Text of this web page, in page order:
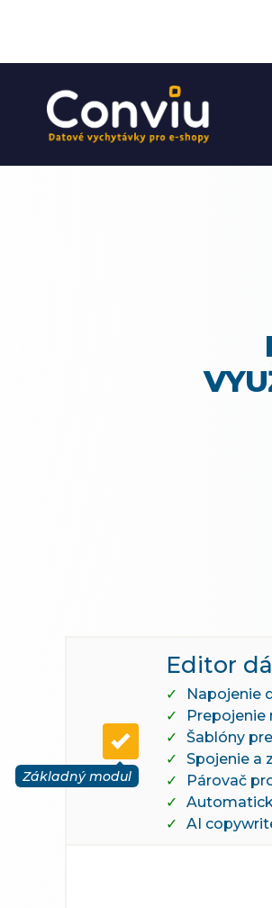
Základný modul
Editor
Napojenie
Prepojenie
Šablóny
Spojenie a
Párovač
AI